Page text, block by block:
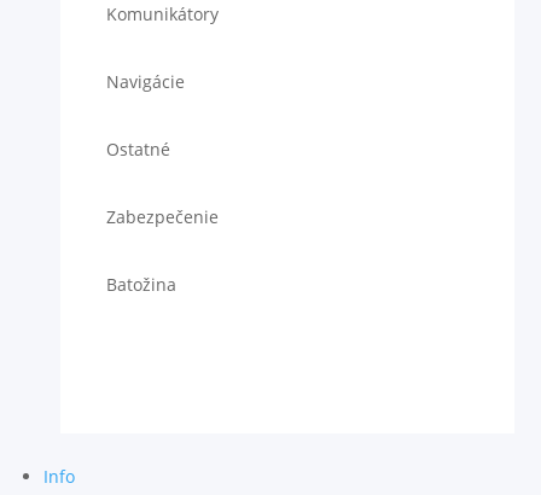
Komunikátory
Navigácie
Ostatné
Zabezpečenie
Batožina
Info